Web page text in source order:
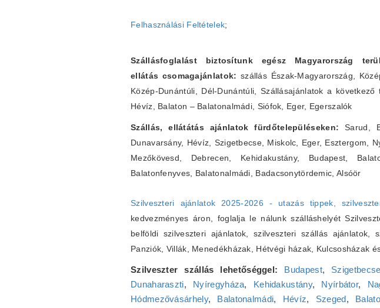
Felhasználási Feltételek;
Szállásfoglalást biztosítunk egész Magyarország
ellátás csomagajánlatok: szállás Észak-Magyarország,
Közép-Dunántúli, Dél-Dunántúli, Szállásajánlatok a
Hévíz, Balaton – Balatonalmádi, Siófok, Eger, Egerszalók
Szállás, ellátátás ajánlatok fürdőtelepüléseken:Sarud,
Dunavarsány, Hévíz, Szigetbecse, Miskolc, Eger, Esztergom,
Mezőkövesd, Debrecen, Kehidakustány, Budapest,
Balatonfenyves, Balatonalmádi, Badacsonytördemic, Alsóör
Szilveszteri ajánlatok 2025-2026 - utazás tippek,
kedvezményes áron, foglalja le nálunk szálláshelyét
belföldi szilveszteri ajánlatok, szilveszteri szállás ajánlatok,
Panziók, Villák, Menedékházak, Hétvégi házak, Kulcsosházak
Szilveszter szállás lehetőséggel: Budapest, Szigetbecse
Dunaharaszti, Nyíregyháza, Kehidakustány, Nyírbátor,
Hódmezővásárhely, Balatonalmádi, Hévíz, Szeged,